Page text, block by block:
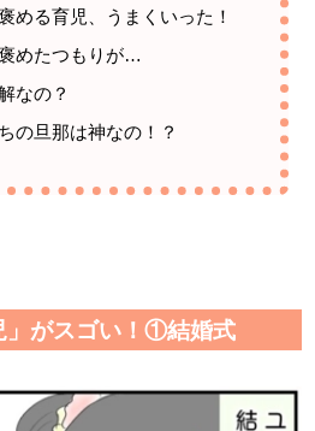
める育児、うまくいった！
めたつもりが…
なの？
旦那は神なの！？
」がスゴい！①結婚式